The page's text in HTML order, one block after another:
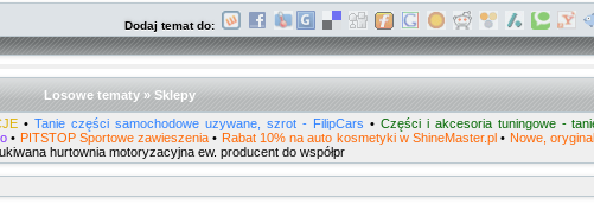
Dodaj temat do:
Losowe tematy » Sklepy
•Tanie części samochodowe uzywane, szrot - FilipCars • Części i akcesoria tuningowe -
• PITSTOP Sportowe zawieszenia • Rabat 10% na auto kosmetyki w ShineMaster.pl • Nowe,
hurtownia motoryzacyjna ew. producent do współpr